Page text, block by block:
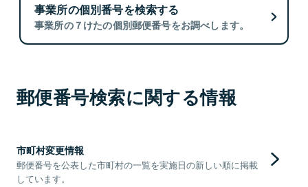
事業所の個別番号を検索する
事業所の７けたの個別郵便番号をお調べします。
郵便番号検索に関する情報
市町村変更情報
郵便番号を公表した市町村の一覧を実施日の新しい順に掲載
しています。